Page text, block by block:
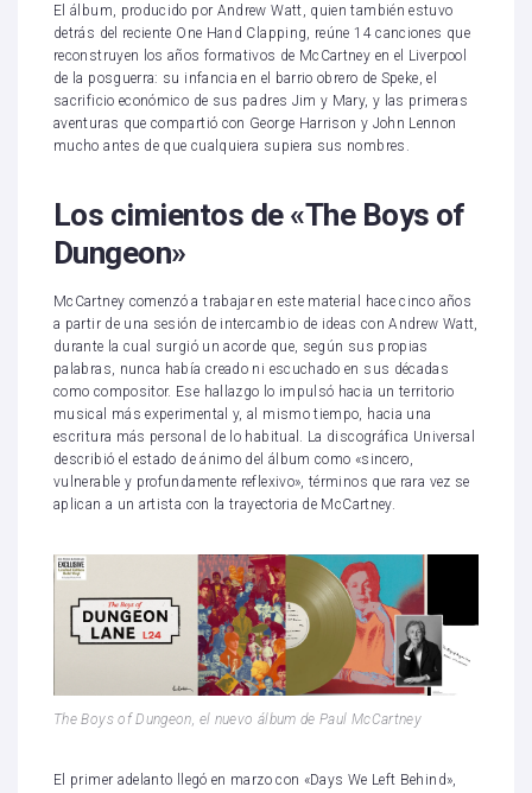
El álbum, producido por Andrew Watt, quien también estuvo
detrás del reciente One Hand Clapping, reúne 14 canciones que
reconstruyen los años formativos de McCartney en el Liverpool
de la posguerra: su infancia en el barrio obrero de Speke, el
sacrificio económico de sus padres Jim y Mary, y las primeras
aventuras que compartió con George Harrison y John Lennon
mucho antes de que cualquiera supiera sus nombres.
Los cimientos de «The Boys of
Dungeon»
McCartney comenzó a trabajar en este material hace cinco años
a partir de una sesión de intercambio de ideas con Andrew Watt,
durante la cual surgió un acorde que, según sus propias
palabras, nunca había creado ni escuchado en sus décadas
como compositor. Ese hallazgo lo impulsó hacia un territorio
musical más experimental y, al mismo tiempo, hacia una
escritura más personal de lo habitual. La discográfica Universal
describió el estado de ánimo del álbum como «sincero,
vulnerable y profundamente reflexivo», términos que rara vez se
aplican a un artista con la trayectoria de McCartney.
The Boys of Dungeon, el nuevo álbum de Paul McCartney
El primer adelanto llegó en marzo con «Days We Left Behind»,